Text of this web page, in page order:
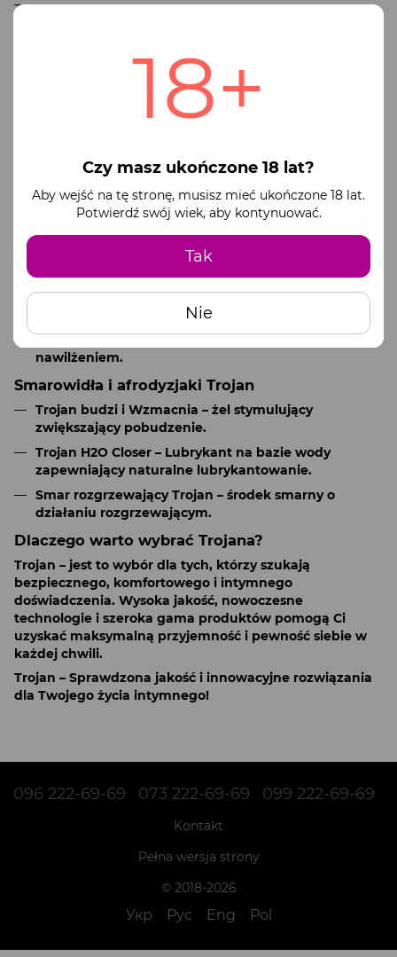
18+
Czy masz ukończone 18 lat?
Aby wejść na tę stronę, musisz mieć ukończone 18 lat.
Potwierdź swój wiek, aby kontynuować.
Tak
Nie
Trojan – jest kultową marką prezerwatyw i produktów
przeprowadzając dokładne testy, Trojan gwarantuje
bezpieczne i przyjemne, intymne doświadczenia. Dzięki
szerokiemu wyborowi modeli każdy może znaleźć opcję
Trojan Magnum– dla większego komfortu i
Trojan Ultra Thin– ultracienkie dla maksymalnej
– o wyjątkowym anatomicznym
Trojan Fire & Lód - z podwójnym efektem ciepła i
Trojan ENZ– klasyczna seria z dodatkowym
nawilżeniem.
Smarowidła i afrodyzjaki Trojan
Trojan budzi i Wzmacnia – żel stymulujący
zwiększający pobudzenie.
Trojan H2O Closer – Lubrykant na bazie wody
zapewniający naturalne lubrykantowanie.
Smar rozgrzewający Trojan – środek smarny o
działaniu rozgrzewającym.
Dlaczego warto wybrać Trojana?
Trojan – jest to wybór dla tych, którzy szukają
bezpiecznego, komfortowego i intymnego
doświadczenia. Wysoka jakość, nowoczesne
technologie i szeroka gama produktów pomogą Ci
uzyskać maksymalną przyjemność i pewność siebie w
każdej chwili.
Trojan – Sprawdzona jakość i innowacyjne rozwiązania
dla Twojego życia intymnego!
096 222-69-69 073 222-69-69 099 222-69-69
Kontakt
Pełna wersja strony
© 2018-2026
Укр Рус Eng Pol